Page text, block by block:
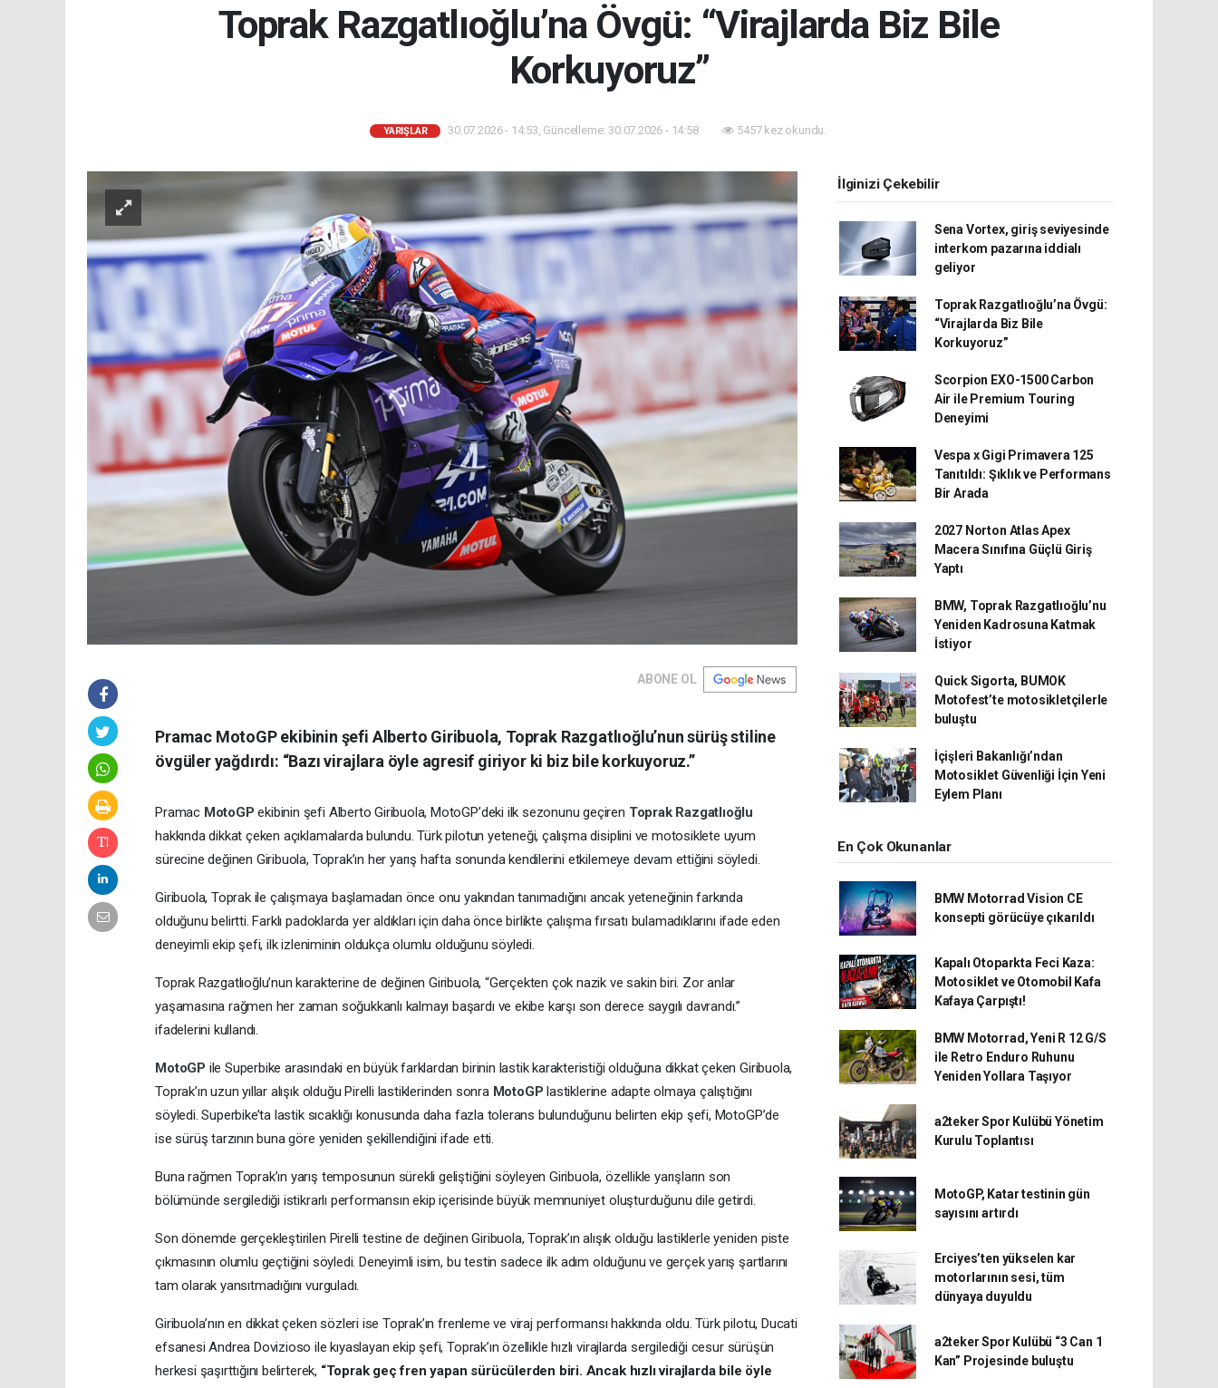
Toprak Razgatlıoğlu’na Övgü: “Virajlarda Biz Bile
Korkuyoruz”
YARIŞLAR 30.07.2026 - 14:53, Güncelleme: 30.07.2026 - 14:58 5457 kez okundu.
ABONE OL
Pramac MotoGP ekibinin şefi Alberto Giribuola, Toprak Razgatlıoğlu’nun sürüş stiline
övgüler yağdırdı: “Bazı virajlara öyle agresif giriyor ki biz bile korkuyoruz.”
Pramac MotoGPekibinin şefi Alberto Giribuola, MotoGP’deki ilk sezonunu geçiren Toprak Razgatlıoğlu
hakkında dikkat çeken açıklamalarda bulundu. Türk pilotun yeteneği, çalışma disiplini ve motosiklete uyum
sürecine değinen Giribuola, Toprak’ın her yarış hafta sonunda kendilerini etkilemeye devam ettiğini söyledi.
Giribuola, Toprak ile çalışmaya başlamadan önce onu yakından tanımadığını ancak yeteneğinin farkında
olduğunu belirtti. Farklı padoklarda yer aldıkları için daha önce birlikte çalışma fırsatı bulamadıklarını ifade eden
deneyimli ekip şefi, ilk izleniminin oldukça olumlu olduğunu söyledi.
Toprak Razgatlıoğlu’nun karakterine de değinen Giribuola, “Gerçekten çok nazik ve sakin biri. Zor anlar
yaşamasına rağmen her zaman soğukkanlı kalmayı başardı ve ekibe karşı son derece saygılı davrandı.”
ifadelerini kullandı.
MotoGP ile Superbike arasındaki en büyük farklardan birinin lastik karakteristiği olduğuna dikkat çeken Giribuola,
Toprak’ın uzun yıllar alışık olduğu Pirelli lastiklerinden sonra MotoGP lastiklerine adapte olmaya çalıştığını
söyledi. Superbike’ta lastik sıcaklığı konusunda daha fazla tolerans bulunduğunu belirten ekip şefi, MotoGP’de
ise sürüş tarzının buna göre yeniden şekillendiğini ifade etti.
Buna rağmen Toprak’ın yarış temposunun sürekli geliştiğini söyleyen Giribuola, özellikle yarışların son
bölümünde sergilediği istikrarlı performansın ekip içerisinde büyük memnuniyet oluşturduğunu dile getirdi.
Son dönemde gerçekleştirilen Pirelli testine de değinen Giribuola, Toprak’ın alışık olduğu lastiklerle yeniden piste
çıkmasının olumlu geçtiğini söyledi. Deneyimli isim, bu testin sadece ilk adım olduğunu ve gerçek yarış şartlarını
tam olarak yansıtmadığını vurguladı.
Giribuola’nın en dikkat çeken sözleri ise Toprak’ın frenleme ve viraj performansı hakkında oldu. Türk pilotu, Ducati
efsanesi Andrea Dovizioso ile kıyaslayan ekip şefi, Toprak’ın özellikle hızlı virajlarda sergilediği cesur sürüşün
herkesi şaşırttığını belirterek, “Toprak geç fren yapan sürücülerden biri. Ancak hızlı virajlarda bile öyle
İlginizi Çekebilir
Sena Vortex, giriş seviyesinde
interkom pazarına iddialı
geliyor
Toprak Razgatlıoğlu’na Övgü:
“Virajlarda Biz Bile
Korkuyoruz”
Scorpion EXO-1500 Carbon
Air ile Premium Touring
Deneyimi
Vespa x Gigi Primavera 125
Tanıtıldı: Şıklık ve Performans
Bir Arada
2027 Norton Atlas Apex
Macera Sınıfına Güçlü Giriş
Yaptı
BMW, Toprak Razgatlıoğlu’nu
Yeniden Kadrosuna Katmak
İstiyor
Quick Sigorta, BUMOK
Motofest’te motosikletçilerle
buluştu
İçişleri Bakanlığı’ndan
Motosiklet Güvenliği İçin Yeni
Eylem Planı
En Çok Okunanlar
BMW Motorrad Vision CE
konsepti görücüye çıkarıldı
Kapalı Otoparkta Feci Kaza:
Motosiklet ve Otomobil Kafa
Kafaya Çarpıştı!
BMW Motorrad, Yeni R 12 G/S
ile Retro Enduro Ruhunu
Yeniden Yollara Taşıyor
a2teker Spor Kulübü Yönetim
Kurulu Toplantısı
MotoGP, Katar testinin gün
sayısını artırdı
Erciyes’ten yükselen kar
motorlarının sesi, tüm
dünyaya duyuldu
a2teker Spor Kulübü “3 Can 1
Kan” Projesinde buluştu